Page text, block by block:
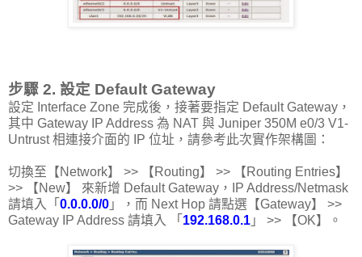
步驟 2. 設定 Default Gateway
設定 Interface Zone 完成後，接著要指定 Default Gateway，
其中 Gateway IP Address 為 NAT 與 Juniper 350M e0/3 V1-
Untrust 相連接介面的 IP 位址，請參考此次實作架構圖：
切換至【Network】 >> 【Routing】 >> 【Routing Entries】
>> 【New】 來新增 Default Gateway，IP Address/Netmask
請填入「 0.0.0.0/0 」，而 Next Hop 請點選【Gateway】 >>
Gateway IP Address 請填入 「 192.168.0.1 」 >> 【OK】。